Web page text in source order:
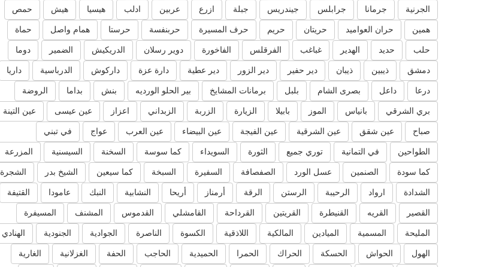
الجرنية جرمانا جرابلس جيندريس جبلة ازرع عربين ادلب هيسيا هيش حمص
همين حران العواميد حريتان حريم حرف المسيرة حربنفسة حرستا همام واصل حماة
حلب حديد الهدير غباغب الفرقلس الفاخورة دوير رسلان الدريكيش الضمير دوما
دمشق ذيبين ذيبان دير حفير دير الزور دير عطية دارة عزة داركوش الدرباسية داريا
درعا داعل بصرى الشام بلبل برمانات المشايخ بير الحلو الورديه بنش بداما الروضة
بري الشرقي بانياس الموز بابيلا الزيارة الزربة الزبداني اعزاز عين عيسى عين التينة
صباح عين شقق عين الشرقية عين الفيجة عين البيضاء عين العرب عواج في تبني
الطواحين في التمانية توري جميع الثورة السويداء كما سوسة السخنة السيسنية المزرعة
كما سودة الصنمين عسل الورد الصفصافة السفيرة السبخة كما سيعين الشيخ بدر الشجرة
الشدادة ارواد الرحيبة الرستن الرقة أرمناز أريحا النشابية النبك عامودا القتيفة
القصير القريه القنيطرة القريتين القرداحة القامشلي القدموس المشنف المسيفرة
المليحة المسمية الميادين المالكية اللاذقية الكسوة الناصرة الجوادية الجنودية الهنادي
الهول الحواش الحسكة الحراك الحمرا الحميدية الحاجب الحفة الغزلانية الغارية